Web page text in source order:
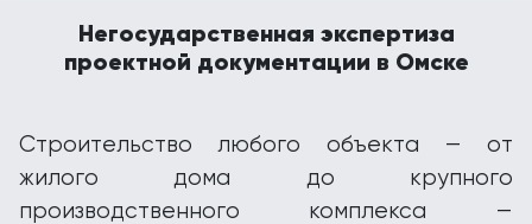
Негосударственная экспертиза
проектной документации в Омске
Строительство любого объекта — от
жилого дома до крупного
производственного комплекса —